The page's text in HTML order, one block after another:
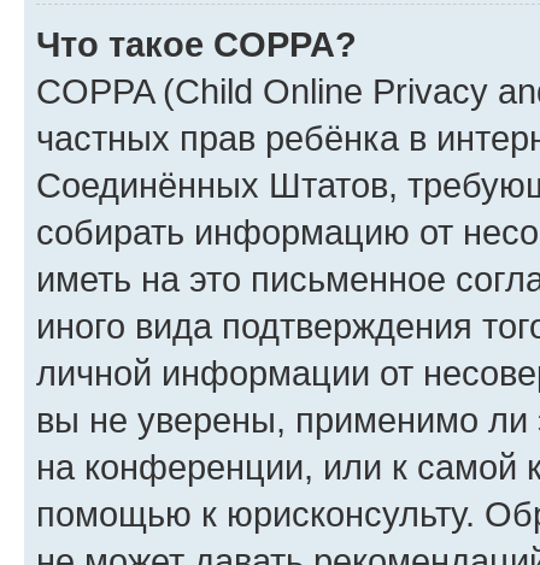
Что такое COPPA?
COPPA (Child Online Privacy
частных прав ребёнка в
Соединённых Штатов,
собирать информацию от
иметь на это письменное
иного вида подтверждения
личной информации от
вы не уверены, применимо ли
на конференции, или к самой
помощью к юрисконсульту.